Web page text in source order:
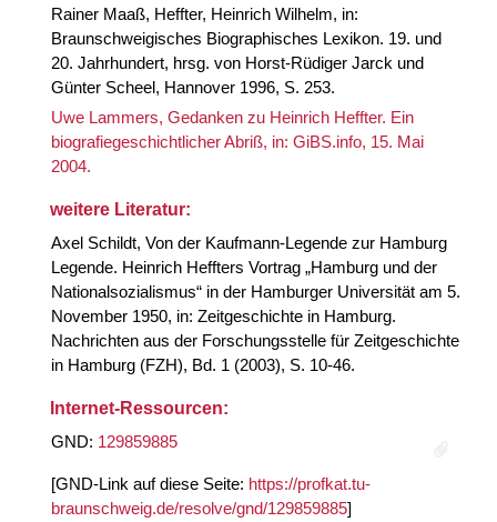
Rainer Maaß, Heffter, Heinrich Wilhelm, in:
Braunschweigisches Biographisches Lexikon. 19. und
20. Jahrhundert, hrsg. von Horst-Rüdiger Jarck und
Günter Scheel, Hannover 1996, S. 253.
Uwe Lammers, Gedanken zu Heinrich Heffter. Ein
biografiegeschichtlicher Abriß, in: GiBS.info, 15. Mai
2004.
weitere Literatur:
Axel Schildt, Von der Kaufmann-Legende zur Hamburg
Legende. Heinrich Heffters Vortrag „Hamburg und der
Nationalsozialismus“ in der Hamburger Universität am 5.
November 1950, in: Zeitgeschichte in Hamburg.
Nachrichten aus der Forschungsstelle für Zeitgeschichte
in Hamburg (FZH), Bd. 1 (2003), S. 10-46.
Internet-Ressourcen:
GND: 129859885
[GND-Link auf diese Seite: https://profkat.tu-
braunschweig.de/resolve/gnd/129859885]